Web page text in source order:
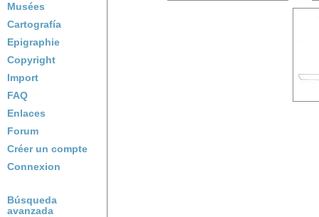
Musées
Cartografía
Epigraphie
Copyright
Import
FAQ
Enlaces
Forum
Créer un compte
Connexion
Búsqueda
avanzada